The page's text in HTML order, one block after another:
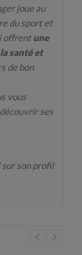
joue au
du sport et
offrentune
santé et
de bon
vous
ses
son profil